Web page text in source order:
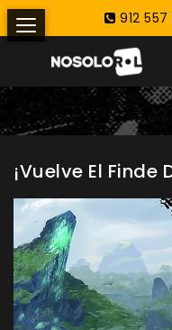
912
¡Vuelve El Finde